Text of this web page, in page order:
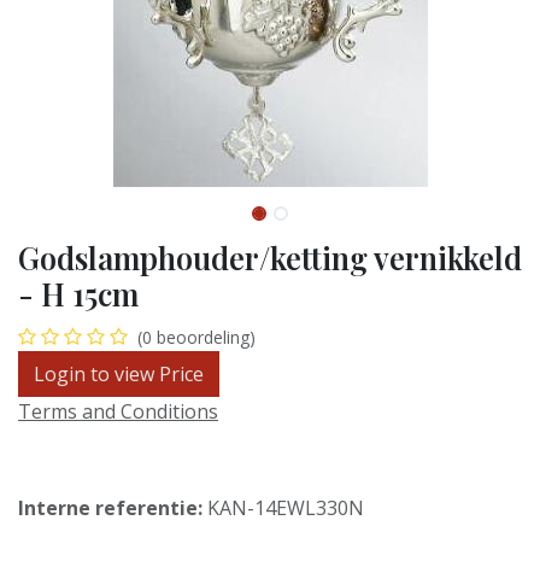
Godslamphouder/ketting vernikkeld
- H 15cm
(0 beoordeling)
Login to view Price
Terms and Conditions
Interne referentie: KAN-14EWL330N